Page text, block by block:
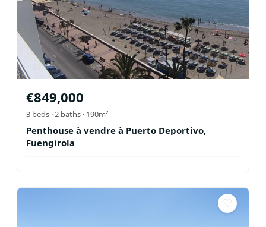
€849,000
3 beds ·2 baths · 190m²
Penthouse à vendre à Puerto Deportivo,
Fuengirola
♡